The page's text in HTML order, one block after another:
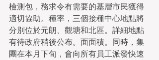
檢測包，務求令有需要的基層市民獲得
適切協助。種率，三個接種中心地點將
分別位於元朗、觀塘和北區。詳細地點
有待政府稍後公布。面面積。同時，集
團在本月下旬，會向所有員工派發快速